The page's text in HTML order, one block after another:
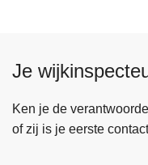
Je
Ken je de
of zij is je eerste